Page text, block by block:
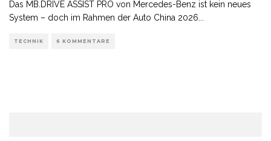
Das MB.DRIVE ASSIST PRO von Mercedes-Benz ist kein neues
System – doch im Rahmen der Auto China 2026
TECHNIK 6 KOMMENTARE